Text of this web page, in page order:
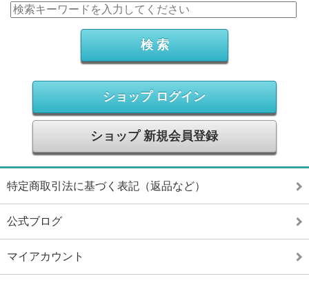
ショップ ログイン
ショップ 新規会員登録
特定商取引法に基づく表記（返品など）
公式ブログ
マイアカウント